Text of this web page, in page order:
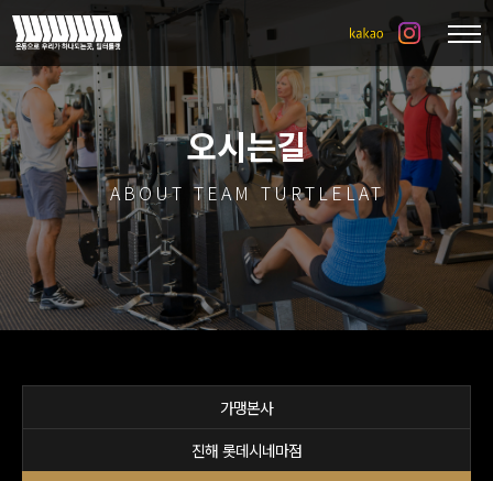
오시는길
ABOUT TEAM TURTLELAT
가맹본사
진해 롯데시네마점